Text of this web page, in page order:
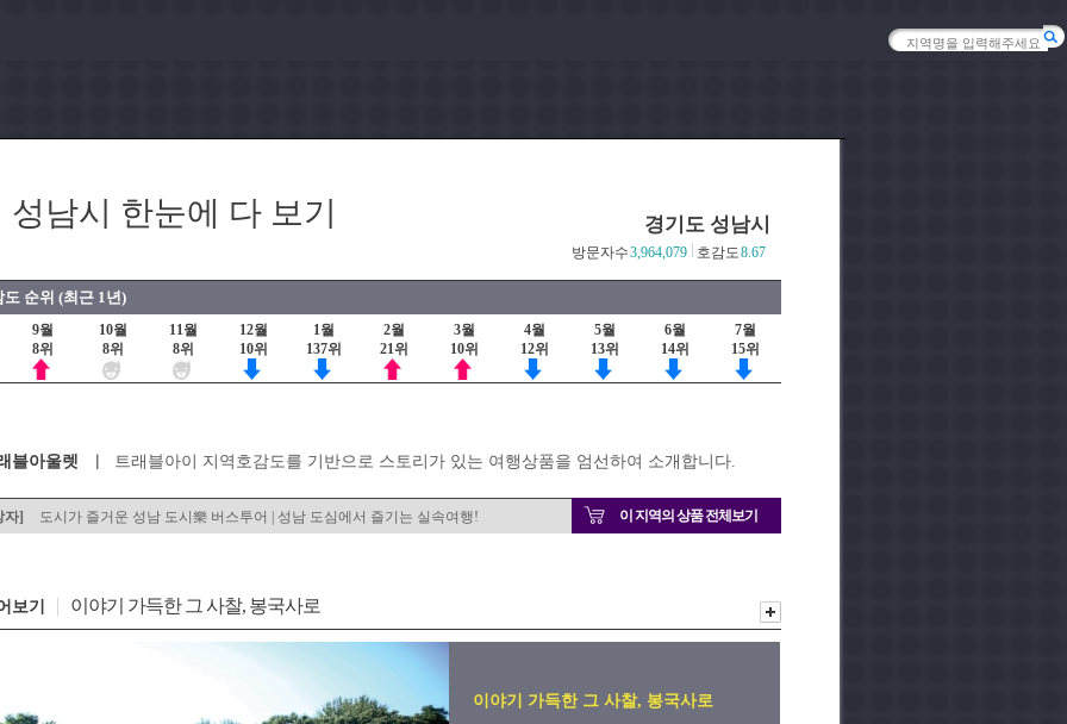
성남시 한눈에 다 보기 경기도 성남시
호감도8.67
방문자수3,964,079
순위 (최근 1년)
9월
8위
10월
8위
11월
8위
12월
10위
1월
137위
2월
21위
3월
10위
4월
12위
5월
13위
6월
14위
7월
15위
블아울렛 트래블아이 지역호감도를 기반으로 스토리가 있는 여행상품을 엄선하여 소개합니다.
자] 도시가 즐거운 성남 도시樂 버스투어 | 성남 도심에서 즐기는 실속여행! 이 지역의 상품 전체보기
보기 이야기 가득한 그 사찰, 봉국사로
이야기 가득한 그 사찰, 봉국사로